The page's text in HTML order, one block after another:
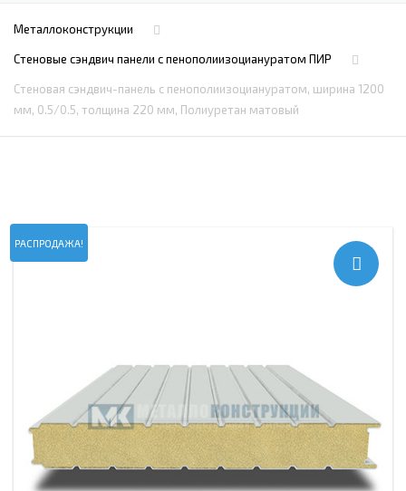
Металлоконструкции
Стеновые сэндвич панели с пенополиизоциануратом ПИР
Стеновая сэндвич-панель с пенополиизоциануратом, ширина 1200
мм, 0.5/0.5, толщина 220 мм, Полиуретан матовый
РАСПРОДАЖА!